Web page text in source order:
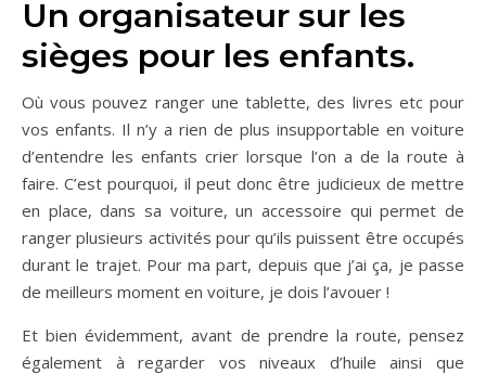
Un organisateur sur les
sièges pour les enfants.
Où vous pouvez ranger une tablette, des livres etc pour
vos enfants. Il n’y a rien de plus insupportable en voiture
d’entendre les enfants crier lorsque l’on a de la route à
faire. C’est pourquoi, il peut donc être judicieux de mettre
en place, dans sa voiture, un accessoire qui permet de
ranger plusieurs activités pour qu’ils puissent être occupés
durant le trajet. Pour ma part, depuis que j’ai ça, je passe
de meilleurs moment en voiture, je dois l’avouer !
Et bien évidemment, avant de prendre la route, pensez
également à regarder vos niveaux d’huile ainsi que